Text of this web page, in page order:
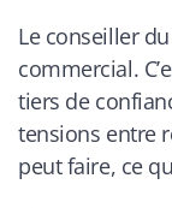
Le conseiller
commercial.
tiers de
tensions entre
peut faire, ce